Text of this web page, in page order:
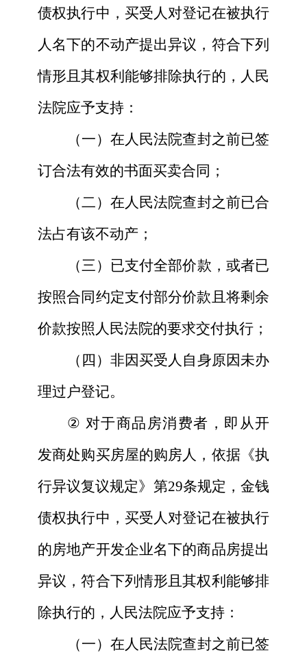
债权执行中，买受人对登记在被执行
人名下的不动产提出异议，符合下列
情形且其权利能够排除执行的，人民
法院应予支持：
（一）在人民法院查封之前已签
订合法有效的书面买卖合同；
（二）在人民法院查封之前已合
法占有该不动产；
（三）已支付全部价款，或者已
按照合同约定支付部分价款且将剩余
价款按照人民法院的要求交付执行；
（四）非因买受人自身原因未办
理过户登记。
② 对于商品房消费者，即从开
发商处购买房屋的购房人，依据《执
行异议复议规定》第29条规定，金钱
债权执行中，买受人对登记在被执行
的房地产开发企业名下的商品房提出
异议，符合下列情形且其权利能够排
除执行的，人民法院应予支持：
（一）在人民法院查封之前已签